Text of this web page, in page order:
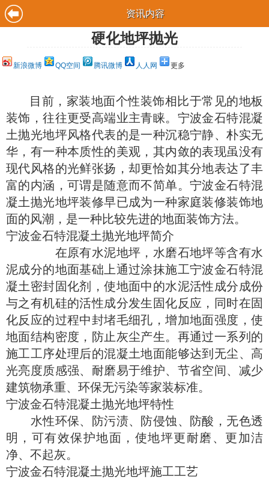
资讯内容
硬化地坪抛光
新浪微博 QQ空间 腾讯微博 人人网 更多
目前，家装地面个性装饰相比于常见的地板
装饰，往往更受高端业主青睐。宁波金石特混凝
土抛光地坪风格代表的是一种沉稳宁静、朴实无
华，有一种本质性的美观，其内敛的表现虽没有
现代风格的光鲜张扬，却更恰如其分地表达了丰
富的内涵，可谓是随意而不简单。宁波金石特混
凝土抛光地坪装修早已成为一种家庭装修装饰地
面的风潮，是一种比较先进的地面装饰方法。
宁波金石特混凝土抛光地坪简介
在原有水泥地坪，水磨石地坪等含有水
泥成分的地面基础上通过涂抹施工宁波金石特混
凝土密封固化剂，使地面中的水泥活性成分成份
与之有机硅的活性成分发生固化反应，同时在固
化反应的过程中封堵毛细孔，增加地面强度，使
地面结构密度，防止灰尘产生。再通过一系列的
施工工序处理后的混凝土地面能够达到无尘、高
光亮度质感强、耐磨易于维护、节省空间、减少
建筑物承重、环保无污染等家装标准。
宁波金石特混凝土抛光地坪特性
水性环保、防污渍、防侵蚀、防酸，无色透
明，可有效保护地面，使地坪更耐磨、更加洁
净、不起灰。
宁波金石特混凝土抛光地坪施工工艺